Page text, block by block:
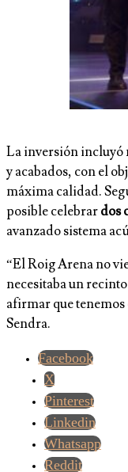
La inversión incluyó
y acabados, con el
máxima calidad.
posible celebrardos
avanzado sistema
“El Roig Arena no
necesitaba un
afirmar que tenemos
Sendra.
Facebook
X
Pinterest
Linkedin
Whatsapp
Reddit